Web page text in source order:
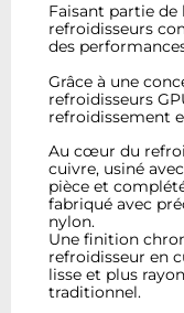
Faisant partie de
refroidisseurs
des
Grâce à une
refroidisseurs
refroidissement
Au cœur du
cuivre, usiné
pièce et
fabriqué avec
nylon.
Une finition
refroidisseur en
lisse et plus
traditionnel.